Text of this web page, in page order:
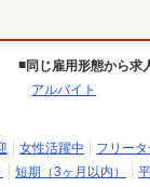
同じ雇用形態から求
アルバイト
女性活躍中 フリー
短期（3ヶ月以内）